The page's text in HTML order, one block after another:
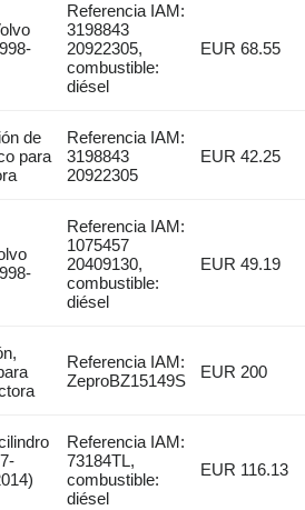
Referencia IAM:
3198843
20922305,
combustible:
diésel
EUR 68.55
de
para
Referencia IAM:
3198843
20922305
EUR 42.25
Referencia IAM:
1075457
20409130,
combustible:
diésel
EUR 49.19
Referencia IAM:
ZeproBZ15149S
EUR 200
Referencia IAM:
73184TL,
combustible:
diésel
EUR 116.13